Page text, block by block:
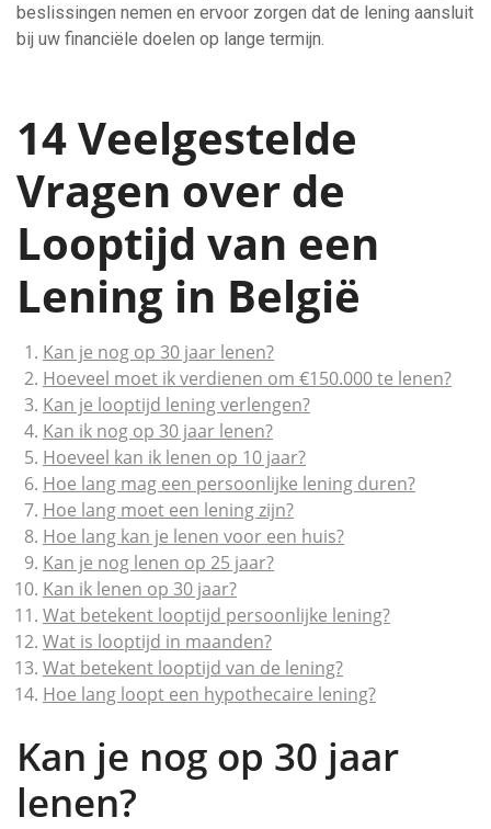
beslissingen nemen en ervoor zorgen dat de lening aansluit
bij uw financiële doelen op lange termijn.
14 Veelgestelde
Vragen over de
Looptijd van een
Lening in België
Kan je nog op 30 jaar lenen?
Hoeveel moet ik verdienen om €150.000 te lenen?
Kan je looptijd lening verlengen?
Kan ik nog op 30 jaar lenen?
Hoeveel kan ik lenen op 10 jaar?
Hoe lang mag een persoonlijke lening duren?
Hoe lang moet een lening zijn?
Hoe lang kan je lenen voor een huis?
Kan je nog lenen op 25 jaar?
Kan ik lenen op 30 jaar?
Wat betekent looptijd persoonlijke lening?
Wat is looptijd in maanden?
Wat betekent looptijd van de lening?
Hoe lang loopt een hypothecaire lening?
Kan je nog op 30 jaar
lenen?